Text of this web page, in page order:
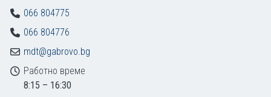
066 804775
066 804776
mdt@gabrovo.bg
Работно време
8:15 – 16:30